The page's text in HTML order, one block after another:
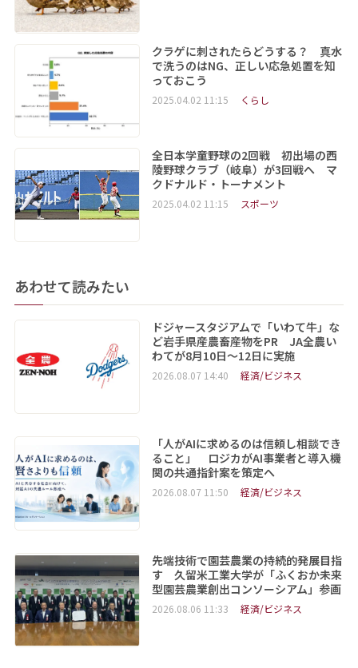
クラゲに刺されたらどうする？ 真水
で洗うのはNG、正しい応急処置を知
っておこう
2025.04.02 11:15 くらし
全日本学童野球の2回戦 初出場の西
陵野球クラブ（岐阜）が3回戦へ マ
クドナルド・トーナメント
2025.04.02 11:15 スポーツ
あわせて読みたい
ドジャースタジアムで「いわて牛」な
ど岩手県産農畜産物をPR JA全農い
わてが8月10日～12日に実施
2026.08.07 14:40 経済/ビジネス
「人がAIに求めるのは信頼し相談でき
ること」 ロジカがAI事業者と導入機
関の共通指針案を策定へ
2026.08.07 11:50 経済/ビジネス
先端技術で園芸農業の持続的発展目指
す 久留米工業大学が「ふくおか未来
型園芸農業創出コンソーシアム」参画
2026.08.06 11:33 経済/ビジネス